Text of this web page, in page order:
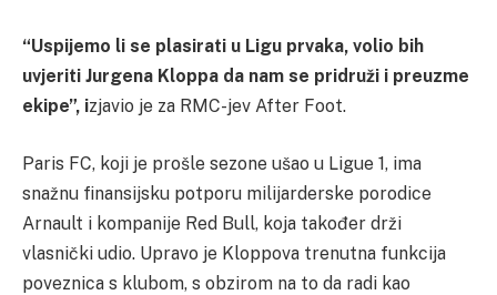
“Uspijemo li se plasirati u Ligu prvaka, volio bih
uvjeriti Jurgena Kloppa da nam se pridruži i preuzme
ekipe”, izjavio je za RMC-jev After Foot.
Paris FC, koji je prošle sezone ušao u Ligue 1, ima
snažnu finansijsku potporu milijarderske porodice
Arnault i kompanije Red Bull, koja također drži
vlasnički udio. Upravo je Kloppova trenutna funkcija
poveznica s klubom, s obzirom na to da radi kao